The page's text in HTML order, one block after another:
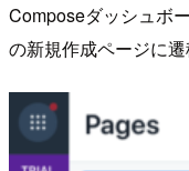
Composeダッシュボ
の新規作成ページに遷